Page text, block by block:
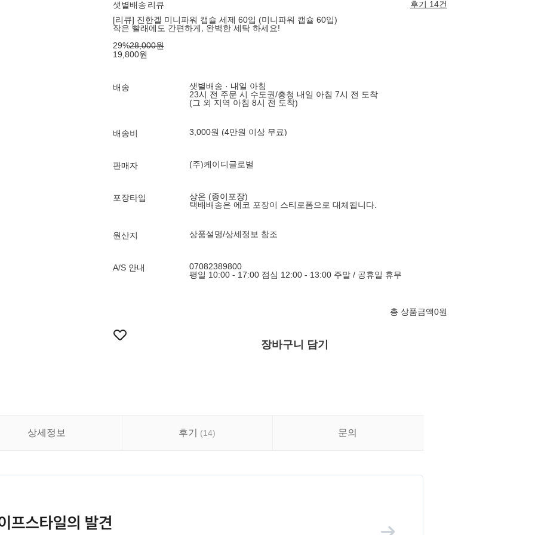
샛별배송 리큐
후기 14건
[리큐] 진한겔 미니파워 캡슐 세제 60입 (미니파워 캡슐 60입)
작은 빨래에도 간편하게, 완벽한 세탁 하세요!
29%28,000원
19,800원
배송
샛별배송 · 내일 아침
23시 전 주문 시 수도권/충청 내일 아침 7시 전 도착
(그 외 지역 아침 8시 전 도착)
배송비 3,000원 (4만원 이상 무료)
판매자 (주)케이디글로벌
포장타입
상온 (종이포장)
택배배송은 에코 포장이 스티로폼으로 대체됩니다.
원산지 상품설명/상세정보 참조
A/S 안내
07082389800
평일 10:00 - 17:00 점심 12:00 - 13:00 주말 / 공휴일 휴무
총 상품금액0원
장바구니 담기
상세정보 후기 (14) 문의